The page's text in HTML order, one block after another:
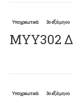
Υποχρεωτικά 3ο εξάμηνο
ΜΥΥ302
Υποχρεωτικά 3ο εξάμηνο